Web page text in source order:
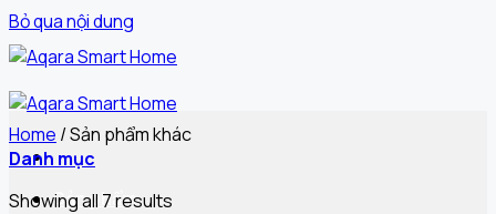
Bỏ qua nội dung
Sản phẩm
Home /Sản phẩm khác
Danh mục
Showing all 7 results